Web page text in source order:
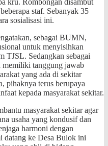
staf. Sebanyak 35
sosialisasi ini.
sebagai BUMN,
untuk menyisihkan
TJSL. Sedangkan sebagai
memiliki tanggung jawab
yang ada di sekitar
pihaknya terus berupaya
kepada masyarakat sekitar.
masyarakat sekitar agar
usaha yang kondusif dan
harmoni dengan
datang ke Desa Bulok ini